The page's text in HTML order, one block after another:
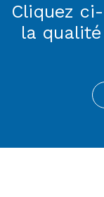
Cliquez
la